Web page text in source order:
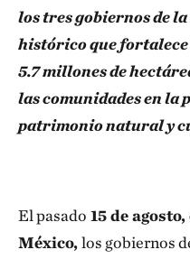
los tres gobiernos de
histórico que fortalece
5.7 millones de
las comunidades en la
patrimonio natural y
El pasado 15 de
México, los gobiernos